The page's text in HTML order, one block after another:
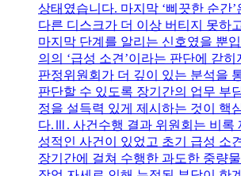
상태였습니다. 마지막 ‘삐끗한 순간
다른 디스크가 더 이상 버티지 못하
마지막 단계를 알리는 신호였을 뿐
의의 ‘급성 소견’이라는 판단에 갇
판정위원회가 더 깊이 있는 분석을
판단할 수 있도록 장기간의 업무 부
정을 설득력 있게 제시하는 것이 핵
다.Ⅲ. 사건수행 결과 위원회는 비록
성적인 사건이 있었고 초기 급성 소
장기간에 걸쳐 수행한 과도한 중량